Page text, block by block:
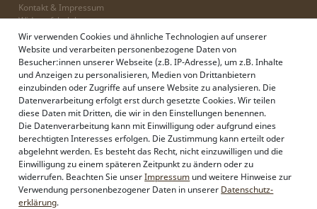
Kontakt & Impressum
Widerrufsbelehrung
Zahlung & Lieferung
Datenschutz
AGB
Alpenflüstern
Philosophie
Händlerbereich
Firmenkunden
Sonderanfertigungen
Pressebereich
Kontakt & Impressum
Wir verwenden Cookies und ähnliche Technologien auf unserer
Website und verarbeiten personenbezogene Daten von
Besucher:innen unserer Webseite (z.B. IP-Adresse), um z.B. Inhalte
und Anzeigen zu personalisieren, Medien von Drittanbietern
einzubinden oder Zugriffe auf unsere Website zu analysieren. Die
Datenverarbeitung erfolgt erst durch gesetzte Cookies. Wir teilen
diese Daten mit Dritten, die wir in den Einstellungen benennen.
Die Datenverarbeitung kann mit Einwilligung oder aufgrund eines
berechtigten Interesses erfolgen. Die Zustimmung kann erteilt oder
abgelehnt werden. Es besteht das Recht, nicht einzuwilligen und die
Einwilligung zu einem späteren Zeitpunkt zu ändern oder zu
widerrufen. Beachten Sie unserImpressum und weitere Hinweise zur
Verwendung personenbezogener Daten in unserer Daten­schutz­
erklärung.